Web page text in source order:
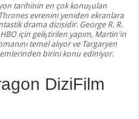
tarihinin en çok konuşulan
evrenini yeniden ekranlara
drama dizisidir. George R. R.
için geliştirilen yapım, Martin'in
temel alıyor ve Targaryen
birini konu ediniyor.
DiziFilm